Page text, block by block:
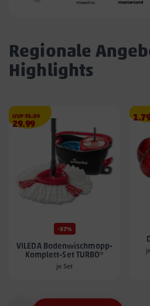
Regionale
Highlights
UVP71.39€
Angebotspreis
29.99
29.99
-57%
VILEDA Bodenwischmopp-
Komplett-Set TURBO*
je Set
1.79